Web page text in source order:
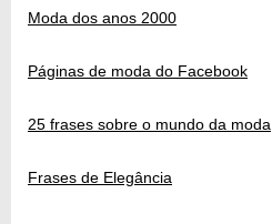
Moda dos anos 2000
Páginas de moda do Facebook
25 frases sobre o mundo da moda
Frases de Elegância